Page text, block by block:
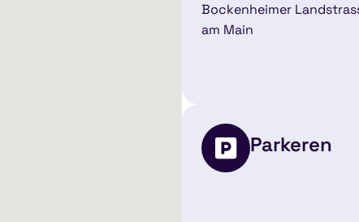
Bockenheimer
am Main
Parkeren